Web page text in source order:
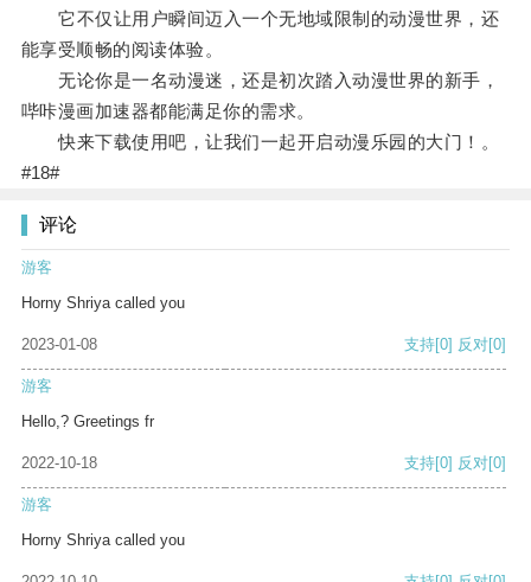
它不仅让用户瞬间迈入一个无地域限制的动漫世界，还
能享受顺畅的阅读体验。
无论你是一名动漫迷，还是初次踏入动漫世界的新手，
哔咔漫画加速器都能满足你的需求。
快来下载使用吧，让我们一起开启动漫乐园的大门！。
#18#
评论
游客
Horny Shriya called you
2023-01-08 支持[0] 反对[0]
游客
Hello,? Greetings fr
2022-10-18 支持[0] 反对[0]
游客
Horny Shriya called you